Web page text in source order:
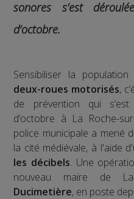
sonores s’est
d’octobre.
Sensibiliser la population
deux-roues motorisés,
de prévention qui
d’octobre à La Roche-
police municipale a mené
la cité médiévale, à l'aide
les décibels. Une
nouveau maire de La-
Ducimetière, en poste